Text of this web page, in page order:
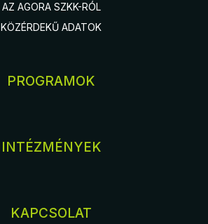
AZ AGORA SZKK-RÓL
KÖZÉRDEKŰ ADATOK
PROGRAMOK
INTÉZMÉNYEK
KAPCSOLAT